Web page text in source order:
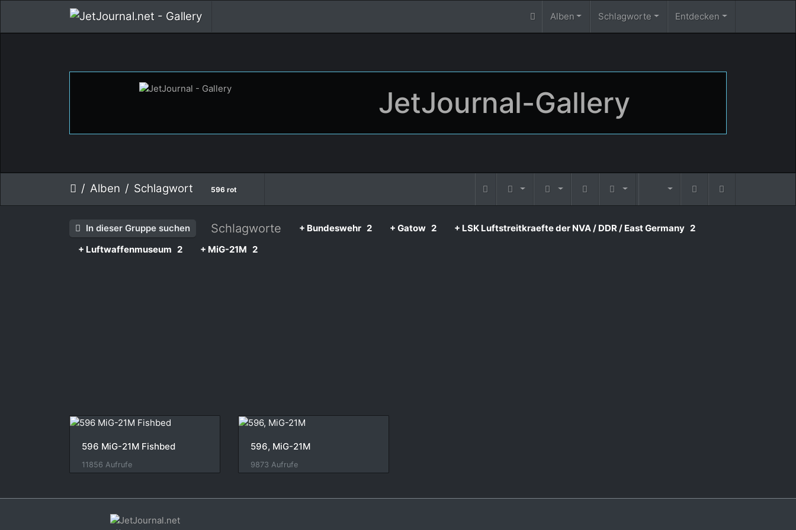
Alben Schlagworte Entdecken
JetJournal-Gallery
Alben Schlagwort 596 rot
In dieser Gruppe suchen Schlagworte + Bundeswehr 2 + Gatow 2 + LSK Luftstreitkraefte der NVA / DDR / East Germany 2
+ Luftwaffenmuseum 2 + MiG-21M 2
596 MiG-21M Fishbed
11856 Aufrufe
596, MiG-21M
9873 Aufrufe